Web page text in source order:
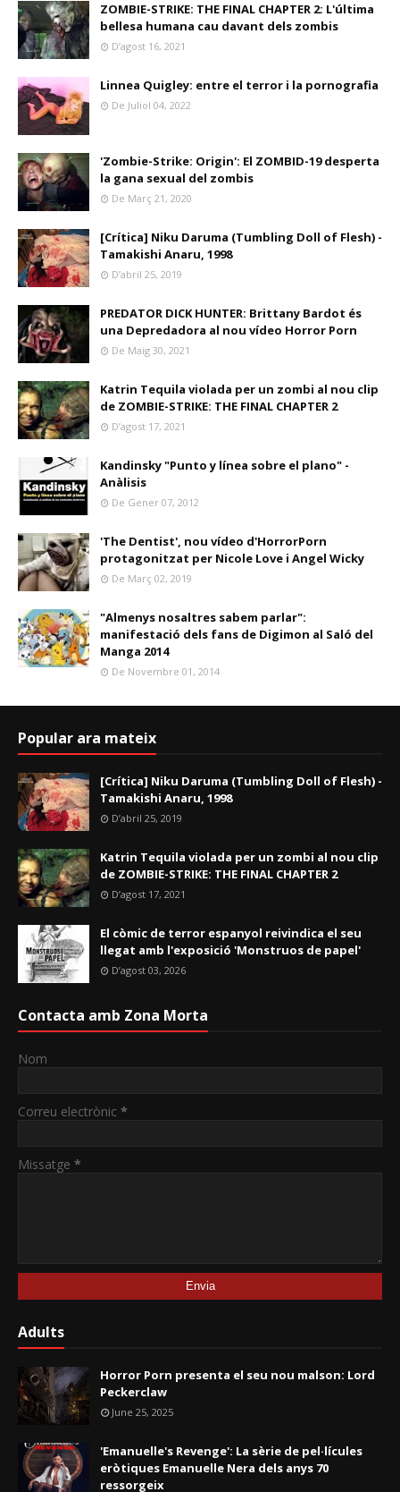
ZOMBIE-STRIKE: THE FINAL CHAPTER 2: L'última
bellesa humana cau davant dels zombis
D’agost 16, 2021
Linnea Quigley: entre el terror i la pornografia
De Juliol 04, 2022
'Zombie-Strike: Origin': El ZOMBID-19 desperta
la gana sexual del zombis
De Març 21, 2020
[Crítica] Niku Daruma (Tumbling Doll of Flesh) -
Tamakishi Anaru, 1998
D’abril 25, 2019
PREDATOR DICK HUNTER: Brittany Bardot és
una Depredadora al nou vídeo Horror Porn
De Maig 30, 2021
Katrin Tequila violada per un zombi al nou clip
de ZOMBIE-STRIKE: THE FINAL CHAPTER 2
D’agost 17, 2021
Kandinsky "Punto y línea sobre el plano" -
Anàlisis
De Gener 07, 2012
'The Dentist', nou vídeo d'HorrorPorn
protagonitzat per Nicole Love i Angel Wicky
De Març 02, 2019
"Almenys nosaltres sabem parlar":
manifestació dels fans de Digimon al Saló del
Manga 2014
De Novembre 01, 2014
Popular ara mateix
[Crítica] Niku Daruma (Tumbling Doll of Flesh) -
Tamakishi Anaru, 1998
D’abril 25, 2019
Katrin Tequila violada per un zombi al nou clip
de ZOMBIE-STRIKE: THE FINAL CHAPTER 2
D’agost 17, 2021
El còmic de terror espanyol reivindica el seu
llegat amb l'exposició 'Monstruos de papel'
D’agost 03, 2026
Contacta amb Zona Morta
Nom
Correu electrònic *
Missatge *
Adults
Horror Porn presenta el seu nou malson: Lord
Peckerclaw
June 25, 2025
'Emanuelle's Revenge': La sèrie de pel·lícules
eròtiques Emanuelle Nera dels anys 70
ressorgeix